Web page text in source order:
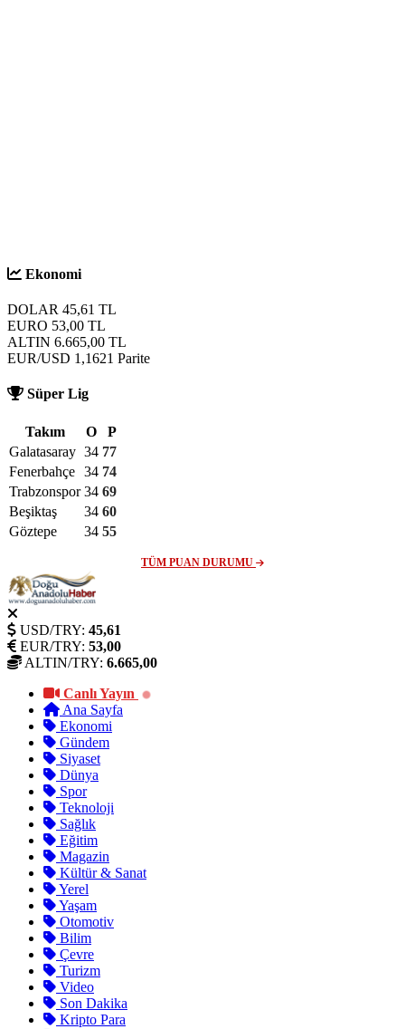
Ekonomi
DOLAR 45,61 TL
EURO 53,00 TL
ALTIN 6.665,00 TL
EUR/USD 1,1621 Parite
Süper Lig
Takım O
P
Galatasaray 34 77
Fenerbahçe 34 74
Trabzonspor 34 69
Beşiktaş
34 60
Göztepe
34 55
TÜM PUAN DURUMU
USD/TRY: 45,61
EUR/TRY: 53,00
ALTIN/TRY: 6.665,00
Canlı Yayın
Ana Sayfa
Ekonomi
Gündem
Siyaset
Dünya
Spor
Teknoloji
Sağlık
Eğitim
Magazin
Kültür & Sanat
Yerel
Yaşam
Otomotiv
Bilim
Çevre
Turizm
Video
Son Dakika
Kripto Para